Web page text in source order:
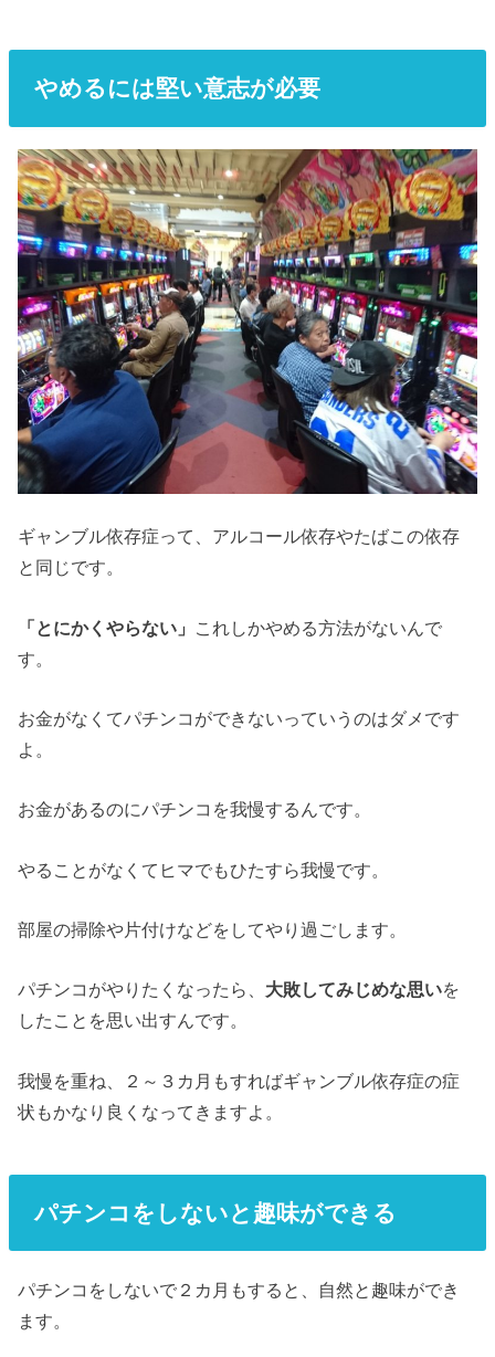
やめるには堅い意志が必要
ギャンブル依存症って、アルコール依存やたばこの依存
と同じです。
「とにかくやらない」 これしかやめる方法がないんで
す。
お金がなくてパチンコができないっていうのはダメです
よ。
お金があるのにパチンコを我慢するんです。
やることがなくてヒマでもひたすら我慢です。
部屋の掃除や片付けなどをしてやり過ごします。
パチンコがやりたくなったら、 大敗してみじめな思いを
したことを思い出すんです。
我慢を重ね、２～３カ月もすればギャンブル依存症の症
状もかなり良くなってきますよ。
パチンコをしないと趣味ができる
パチンコをしないで２カ月もすると、自然と趣味ができ
ます。